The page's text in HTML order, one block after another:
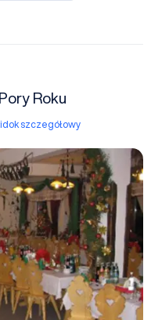
Roku
szczegółowy